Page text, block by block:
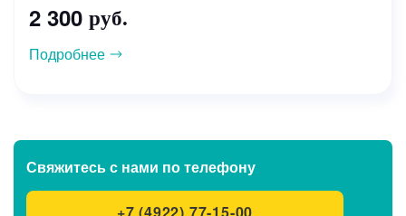
2 300 руб.
Подробнее
Свяжитесь с нами по телефону